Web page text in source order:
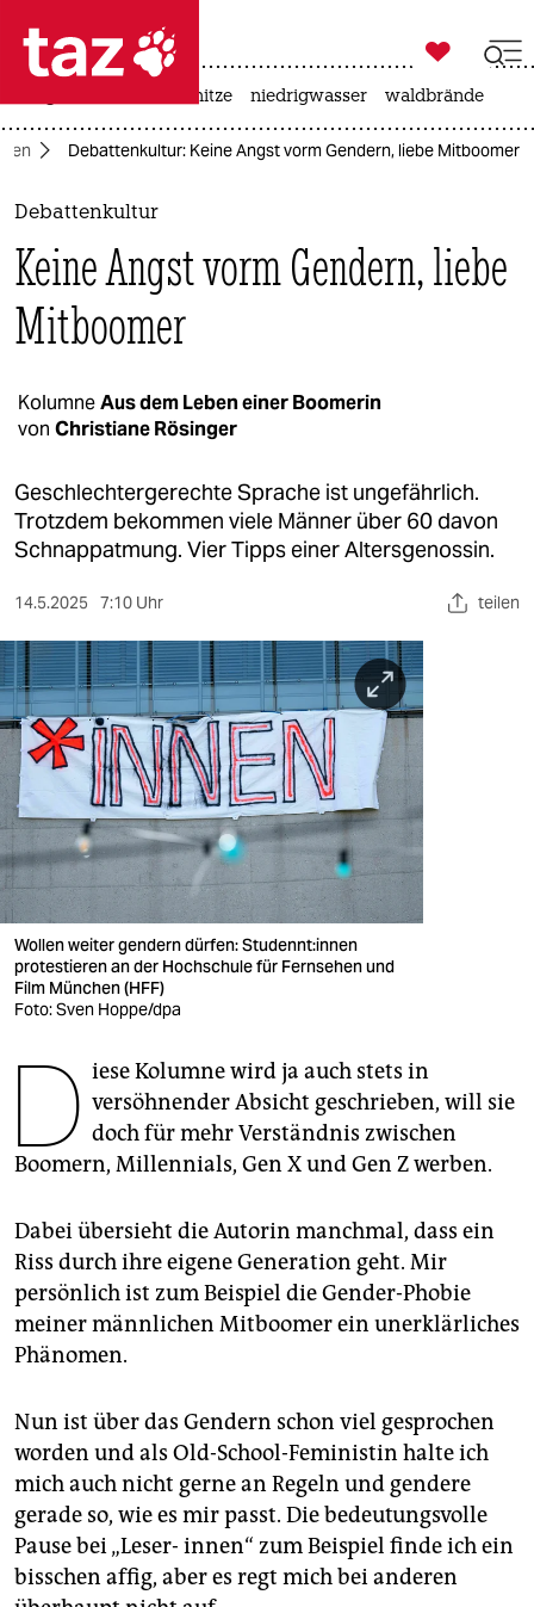
 taz zahl ich
taz zahl ich
themen
politik
öko
kultur
sport
berlin
nord
wahrheit
verlag
verlag
veranstaltungen
shop
fragen & hilfe
unterstützen
abo
epaper login

taz zahl ich
hitze niedrigwasser waldbrände
Debattenkultur: Keine Angst vorm Gendern, liebe Mitboomer
Debattenkultur
Keine Angst vorm Gendern, liebe
Mitboomer
KolumneAus dem Leben einer Boomerin
von Christiane Rösinger
Geschlechtergerechte Sprache ist ungefährlich.
Trotzdem bekommen viele Männer über 60 davon
Schnappatmung. Vier Tipps einer Altersgenossin.
14.5.2025 7:10 Uhr teilen
Wollen weiter gendern dürfen: Stu­denn­t:in­nen
protestieren an der Hochschule für Fernsehen und
Film München (HFF)
Foto: Sven Hoppe/dpa
D iese Kolumne wird ja auch stets in
versöhnender Absicht geschrieben, will sie
doch für mehr Verständnis zwischen
Boomern, Millennials, Gen X und Gen Z werben.
Dabei übersieht die Autorin manchmal, dass ein
Riss durch ihre eigene Generation geht. Mir
persönlich ist zum Beispiel die Gender-Phobie
meiner männlichen Mitboomer ein unerklärliches
Phänomen.
Nun ist über das Gendern schon viel gesprochen
worden und als Old-School-Feministin halte ich
mich auch nicht gerne an Regeln und gendere
gerade so, wie es mir passt. Die bedeutungsvolle
Pause bei „Leser- innen“ zum Beispiel finde ich ein
bisschen affig, aber es regt mich bei anderen